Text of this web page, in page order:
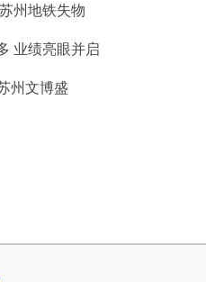
州地铁失物
业绩亮眼并启
州文博盛